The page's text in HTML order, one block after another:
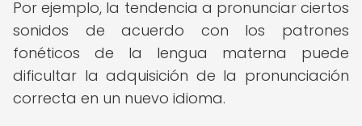
Por ejemplo, la tendencia a pronunciar ciertos
sonidos de acuerdo con los patrones
fonéticos de la lengua materna puede
dificultar la adquisición de la pronunciación
correcta en un nuevo idioma.